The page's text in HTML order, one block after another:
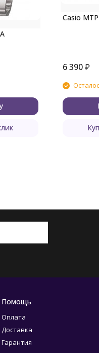
Casio
6 390₽
Помощь
Оплата
Доставка
Гарантия